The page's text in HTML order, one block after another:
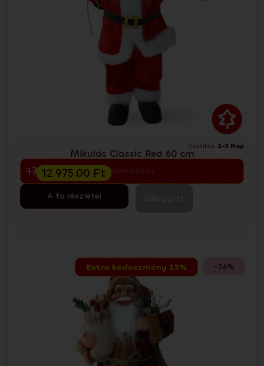
Szállítás: 2-3 Nap
Mikulás Classic Red 60 cm
Előkarácsonyi kiárusítás
23 400.00
17 300.00Ft
12 975.00 Ft
A fa részletei
-26%
Extra kedvezmény 25%